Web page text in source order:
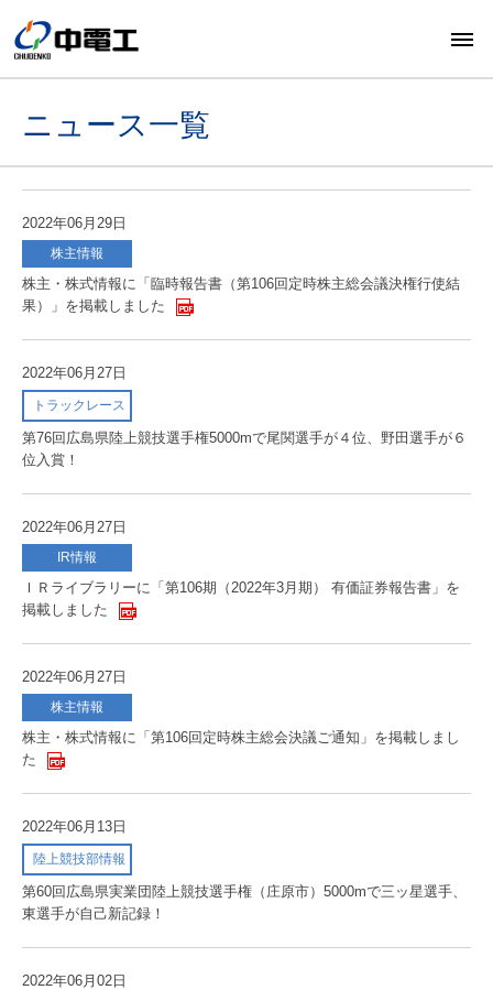
ニュース一覧
2022年06月29日
株主情報
株主・株式情報に「臨時報告書（第106回定時株主総会議決権行使結
果）」を掲載しました
2022年06月27日
トラックレース
第76回広島県陸上競技選手権5000mで尾関選手が４位、野田選手が６
位入賞！
2022年06月27日
IR情報
ＩＲライブラリーに「第106期（2022年3月期） 有価証券報告書」を
掲載しました
2022年06月27日
株主情報
株主・株式情報に「第106回定時株主総会決議ご通知」を掲載しまし
た
2022年06月13日
陸上競技部情報
第60回広島県実業団陸上競技選手権（庄原市）5000mで三ッ星選手、
東選手が自己新記録！
2022年06月02日